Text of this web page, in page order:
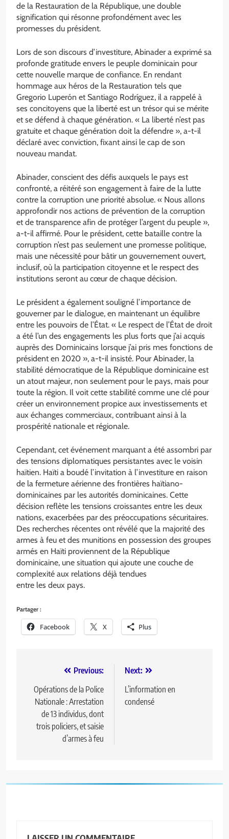
de la Restauration de la République, une double
signification qui résonne profondément avec les
promesses du président.
Lors de son discours d’investiture, Abinader a exprimé sa
profonde gratitude envers le peuple dominicain pour
cette nouvelle marque de confiance. En rendant
hommage aux héros de la Restauration tels que
Gregorio Luperón et Santiago Rodríguez, il a rappelé à
ses concitoyens que la liberté est un trésor qui se mérite
et se défend à chaque génération. « La liberté n’est pas
gratuite et chaque génération doit la défendre », a-t-il
déclaré avec conviction, fixant ainsi le cap de son
nouveau mandat.
Abinader, conscient des défis auxquels le pays est
confronté, a réitéré son engagement à faire de la lutte
contre la corruption une priorité absolue. « Nous allons
approfondir nos actions de prévention de la corruption
et de transparence afin de protéger l’argent du peuple »,
a-t-il affirmé. Pour le président, cette bataille contre la
corruption n’est pas seulement une promesse politique,
mais une nécessité pour bâtir un gouvernement ouvert,
inclusif, où la participation citoyenne et le respect des
institutions seront au cœur de chaque décision.
Le président a également souligné l’importance de
gouverner par le dialogue, en maintenant un équilibre
entre les pouvoirs de l’État. « Le respect de l’État de droit
a été l’un des engagements les plus forts que j’ai acquis
auprès des Dominicains lorsque j’ai pris mes fonctions de
président en 2020 », a-t-il insisté. Pour Abinader, la
stabilité démocratique de la République dominicaine est
un atout majeur, non seulement pour le pays, mais pour
toute la région. Il voit cette stabilité comme une clé pour
créer un environnement propice aux investissements et
aux échanges commerciaux, contribuant ainsi à la
prospérité nationale et régionale.
Cependant, cet événement marquant a été assombri par
des tensions diplomatiques persistantes avec le voisin
haïtien. Haïti a boudé l’invitation à l’investiture en raison
de la fermeture aérienne des frontières haïtiano-
dominicaines par les autorités dominicaines. Cette
décision reflète les tensions croissantes entre les deux
nations, exacerbées par des préoccupations sécuritaires.
Des recherches récentes ont révélé que la majorité des
armes à feu et des munitions en possession des groupes
armés en Haïti proviennent de la République
dominicaine, une situation qui ajoute une couche de
complexité aux relations déjà tendues
entre les deux pays.
Partager :
Facebook X Plus
Previous:
Opérations de la Police
Nationale : Arrestation
de 13 individus, dont
trois policiers, et saisie
d’armes à feu
Next:
L’information en
condensé